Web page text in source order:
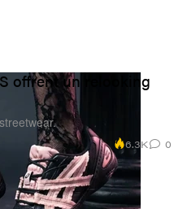
offrent un relooking
6.3K 0